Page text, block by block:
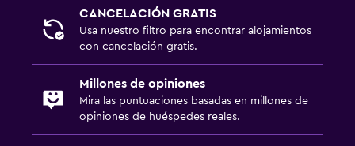
CANCELACIÓN GRATIS
Usa nuestro filtro para encontrar alojamientos
con cancelación gratis.
Millones de opiniones
Mira las puntuaciones basadas en millones de
opiniones de huéspedes reales.